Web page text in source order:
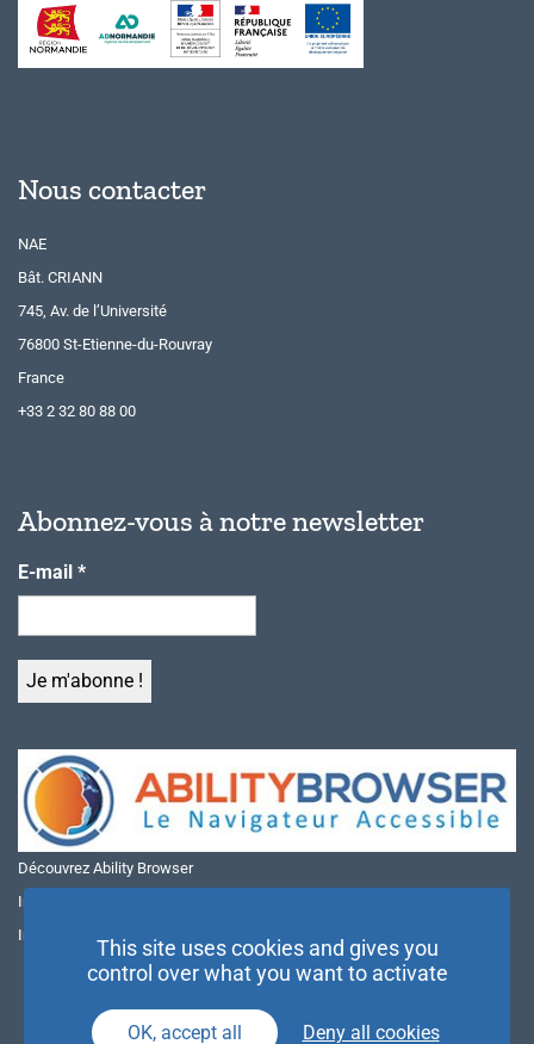
Nous contacter
NAE
Bât. CRIANN
745, Av. de l’Université
76800 St-Etienne-du-Rouvray
France
+33 2 32 80 88 00
Abonnez-vous à notre newsletter
E-mail *
Découvrez Ability Browser
Installer Ability Browser sur Windows
Installer Ability Browser sur Mac
This site uses cookies and gives you
control over what you want to activate
OK, accept all Deny all cookies